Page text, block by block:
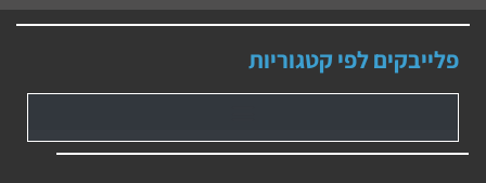
פלייבקים לפי קטגוריות